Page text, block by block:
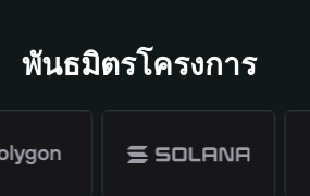
พันธมิตรโครงการ